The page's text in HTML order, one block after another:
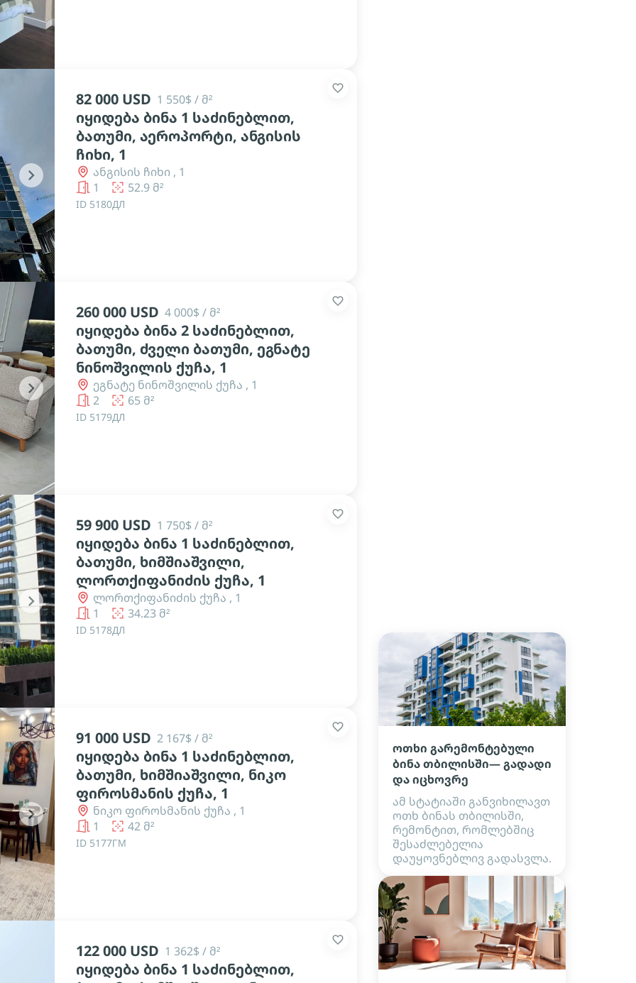
chevron_right
82 000 USD 1 550$ / მ²
იყიდება ბინა 1 საძინებლით,
ბათუმი, აეროპორტი, ანგისის
ჩიხი, 1
ანგისის ჩიხი , 1
1
52.9 მ²
ID 5180ДЛ
chevron_right
260 000 USD 4 000$ / მ²
იყიდება ბინა 2 საძინებლით,
ბათუმი, ძველი ბათუმი, ეგნატე
ნინოშვილის ქუჩა, 1
ეგნატე ნინოშვილის ქუჩა , 1
2
65 მ²
ID 5179ДЛ
chevron_right
59 900 USD 1 750$ / მ²
იყიდება ბინა 1 საძინებლით,
ბათუმი, ხიმშიაშვილი,
ლორთქიფანიძის ქუჩა, 1
ლორთქიფანიძის ქუჩა , 1
1
34.23 მ²
ID 5178ДЛ
chevron_right
91 000 USD 2 167$ / მ²
იყიდება ბინა 1 საძინებლით,
ბათუმი, ხიმშიაშვილი, ნიკო
ფიროსმანის ქუჩა, 1
ნიკო ფიროსმანის ქუჩა , 1
1
42 მ²
ID 5177ГМ
122 000 USD 1 362$ / მ²
იყიდება ბინა 1 საძინებლით,
ოთხი გარემონტებული
ბინა თბილისში— გადადი
და იცხოვრე
ამ სტატიაში განვიხილავთ
ოთხ ბინას თბილისში,
რემონტით, რომლებშიც
შესაძლებელია
დაუყოვნებლივ გადასვლა.